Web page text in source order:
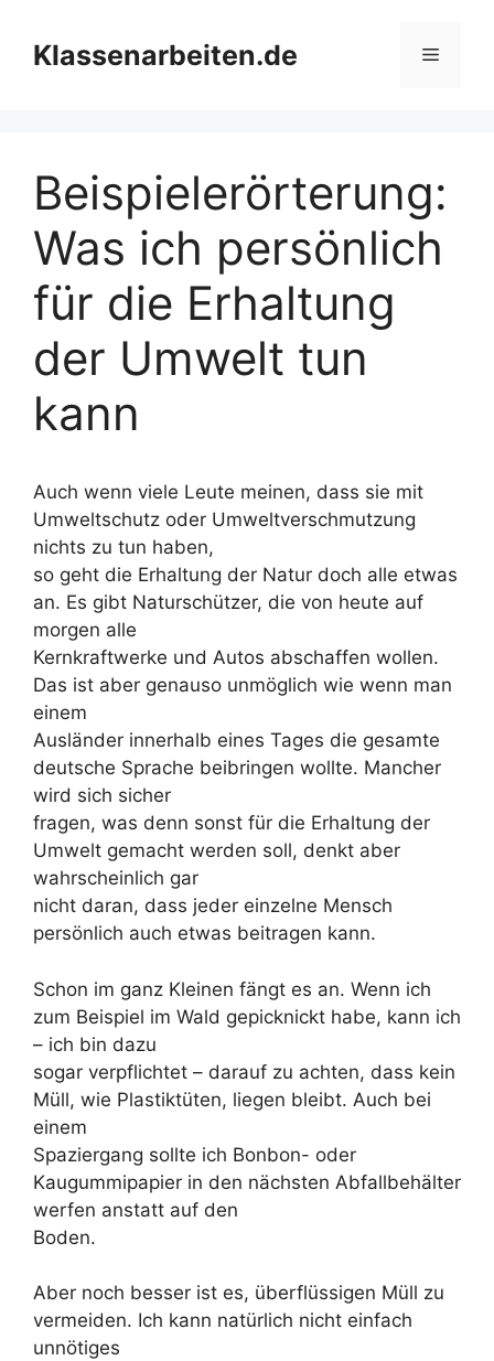
Inhalt
springenKlassenarbeiten.de Menü
Beispielerörterung:
Was ich persönlich
für die Erhaltung
der Umwelt tun
kann
Auch wenn viele Leute meinen, dass sie mit
Umweltschutz oder Umweltverschmutzung
nichts zu tun haben,
so geht die Erhaltung der Natur doch alle etwas
an. Es gibt Naturschützer, die von heute auf
morgen alle
Kernkraftwerke und Autos abschaffen wollen.
Das ist aber genauso unmöglich wie wenn man
einem
Ausländer innerhalb eines Tages die gesamte
deutsche Sprache beibringen wollte. Mancher
wird sich sicher
fragen, was denn sonst für die Erhaltung der
Umwelt gemacht werden soll, denkt aber
wahrscheinlich gar
nicht daran, dass jeder einzelne Mensch
persönlich auch etwas beitragen kann.
Schon im ganz Kleinen fängt es an. Wenn ich
zum Beispiel im Wald gepicknickt habe, kann ich
– ich bin dazu
sogar verpflichtet – darauf zu achten, dass kein
Müll, wie Plastiktüten, liegen bleibt. Auch bei
einem
Spaziergang sollte ich Bonbon- oder
Kaugummipapier in den nächsten Abfallbehälter
werfen anstatt auf den
Boden.
Aber noch besser ist es, überflüssigen Müll zu
vermeiden. Ich kann natürlich nicht einfach
unnötiges